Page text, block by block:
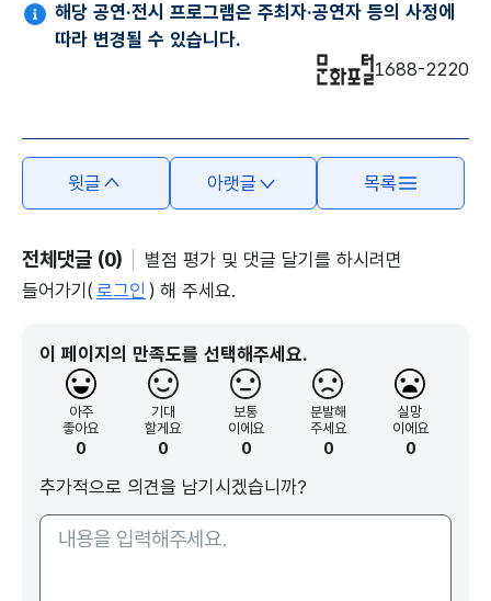
해당 공연·전시 프로그램은 주최자·공연자 등의 사정에
따라 변경될 수 있습니다.
1688-2220
윗글 아랫글 목록
전체댓글 (0)
별점 평가 및 댓글 달기를 하시려면
들어가기( 로그인 ) 해 주세요.
이 페이지의 만족도를 선택해주세요.
아주
좋아요
0
기대
할게요
0
보통
이에요
0
분발해
주세요
0
실망
이에요
0
추가적으로 의견을 남기시겠습니까?